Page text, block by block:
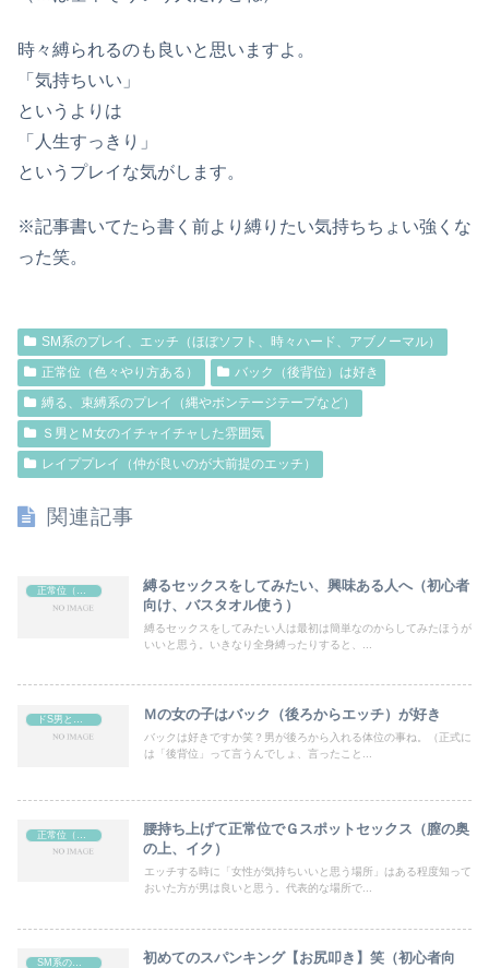
時々縛られるのも良いと思いますよ。
「気持ちいい」
というよりは
「人生すっきり」
というプレイな気がします。
※記事書いてたら書く前より縛りたい気持ちちょい強くな
った笑。
SM系のプレイ、エッチ（ほぼソフト、時々ハード、アブノーマル）
正常位（色々やり方ある）
バック（後背位）は好き
縛る、束縛系のプレイ（縄やボンテージテープなど）
Ｓ男とＭ女のイチャイチャした雰囲気
レイププレイ（仲が良いのが大前提のエッチ）
関連記事
縛るセックスをしてみたい、興味ある人へ（初心者
向け、バスタオル使う）
縛るセックスをしてみたい人は最初は簡単なのからしてみたほうが
いいと思う。いきなり全身縛ったりすると、...
Ｍの女の子はバック（後ろからエッチ）が好き
バックは好きですか笑？男が後ろから入れる体位の事ね。（正式に
は「後背位」って言うんでしょ、言ったこと...
腰持ち上げて正常位でＧスポットセックス（膣の奥
の上、イク）
エッチする時に「女性が気持ちいいと思う場所」はある程度知って
おいた方が男は良いと思う。代表的な場所で...
SM系のプレイ、エッチ（ほぼソフト、時々ハード、アブノーマル） 初めてのスパンキング【お尻叩き】笑（初心者向